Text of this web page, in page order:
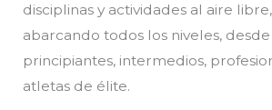
disciplinas y actividades al aire libre,
abarcando todos los niveles, desde
principiantes, intermedios,
atletas de élite.